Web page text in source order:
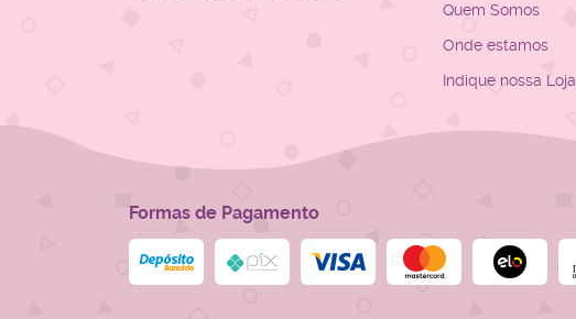
Quem Somos
Onde estamos
Indique nossa Loja
Formas de Pagamento